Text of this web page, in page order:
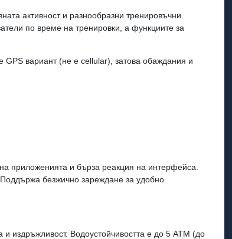
активност и разнообразни тренировъчни
по време на тренировки, а функциите за
GPS вариант (не е cellular), затова обаждания и
приложенията и бърза реакция на интерфейса.
безжично зареждане за удобно
издръжливост. Водоустойчивостта е до 5 ATM (до